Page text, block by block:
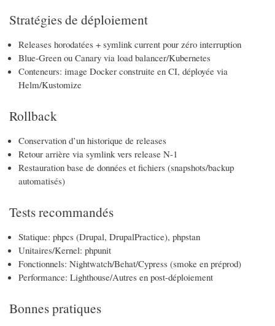
Stratégies de déploiement
Releases horodatées + symlink current pour zéro interruption
Blue-Green ou Canary via load balancer/Kubernetes
Conteneurs: image Docker construite en CI, déployée via
Helm/Kustomize
Rollback
Conservation d’un historique de releases
Retour arrière via symlink vers release N-1
Restauration base de données et fichiers (snapshots/backup
automatisés)
Tests recommandés
Statique: phpcs (Drupal, DrupalPractice), phpstan
Unitaires/Kernel: phpunit
Fonctionnels: Nightwatch/Behat/Cypress (smoke en préprod)
Performance: Lighthouse/Autres en post-déploiement
Bonnes pratiques